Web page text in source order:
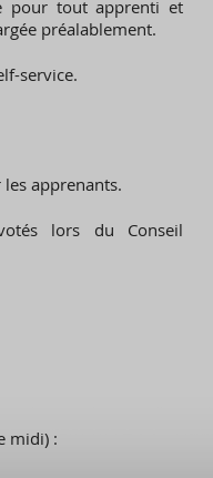
pour tout apprenti et
préalablement.
service.
les apprenants.
lors du Conseil
midi) :